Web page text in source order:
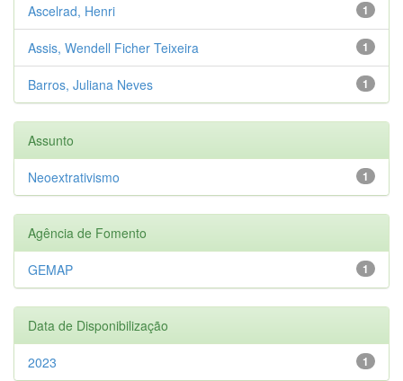
1
Ascelrad, Henri
1
Assis, Wendell Ficher Teixeira
1
Barros, Juliana Neves
Assunto
1
Neoextrativismo
Agência de Fomento
1
GEMAP
Data de Disponibilização
1
2023